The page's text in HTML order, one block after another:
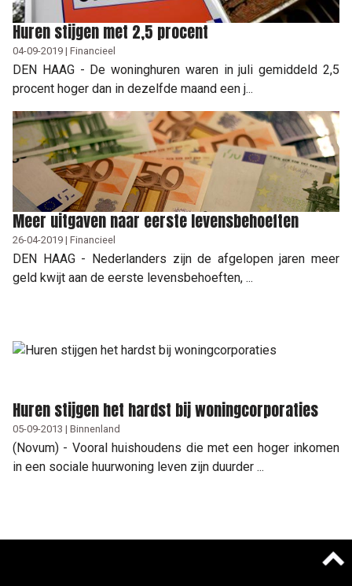
Huren stijgen met 2,5 procent
04-09-2019 | Financieel
DEN HAAG - De woninghuren waren in juli gemiddeld 2,5
procent hoger dan in dezelfde maand een j...
Meer uitgaven naar eerste levensbehoeften
26-04-2019 | Financieel
DEN HAAG - Nederlanders zijn de afgelopen jaren meer
geld kwijt aan de eerste levensbehoeften, ...
Huren stijgen het hardst bij woningcorporaties
05-09-2013 | Binnenland
(Novum) - Vooral huishoudens die met een hoger inkomen
in een sociale huurwoning leven zijn duurder ...